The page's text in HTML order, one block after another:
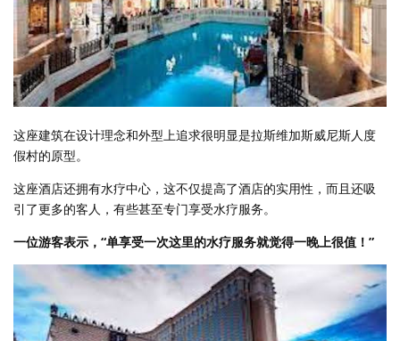
这座建筑在设计理念和外型上追求很明显是拉斯维加斯威尼斯人度
假村的原型。
这座酒店还拥有水疗中心，这不仅提高了酒店的实用性，而且还吸
引了更多的客人，有些甚至专门享受水疗服务。
一位游客表示，“单享受一次这里的水疗服务就觉得一晚上很值！”